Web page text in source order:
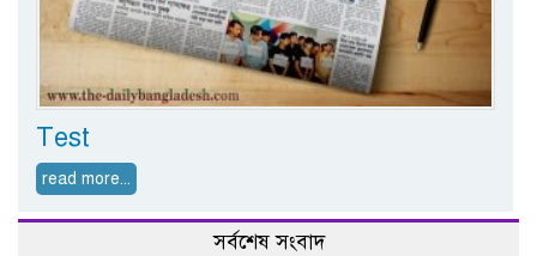
Test
read more...
সর্বশেষ সংবাদ